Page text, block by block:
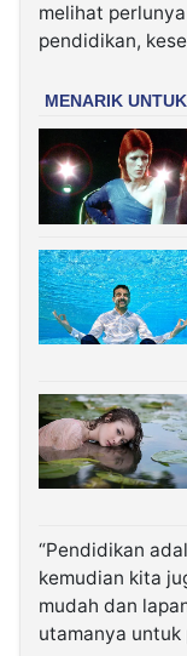
melihat
pendidikan,
“Pendidikan
kemudian kita
mudah dan
utamanya untuk